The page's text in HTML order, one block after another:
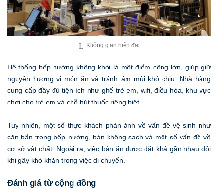
Không gian hiện đại
Hệ thống bếp nướng không khói là một điểm cộng lớn, giúp giữ
nguyên hương vị món ăn và tránh ám mùi khó chịu. Nhà hàng
cung cấp đầy đủ tiện ích như ghế trẻ em, wifi, điều hòa, khu vực
chơi cho trẻ em và chỗ hút thuốc riêng biệt.
Tuy nhiên, một số thực khách phản ánh về vấn đề vệ sinh như
cặn bẩn trong bếp nướng, bàn không sạch và một số vấn đề về
cơ sở vật chất. Ngoài ra, việc bàn ăn được đặt khá gần nhau đôi
khi gây khó khăn trong việc di chuyển.
Đánh giá từ cộng đồng